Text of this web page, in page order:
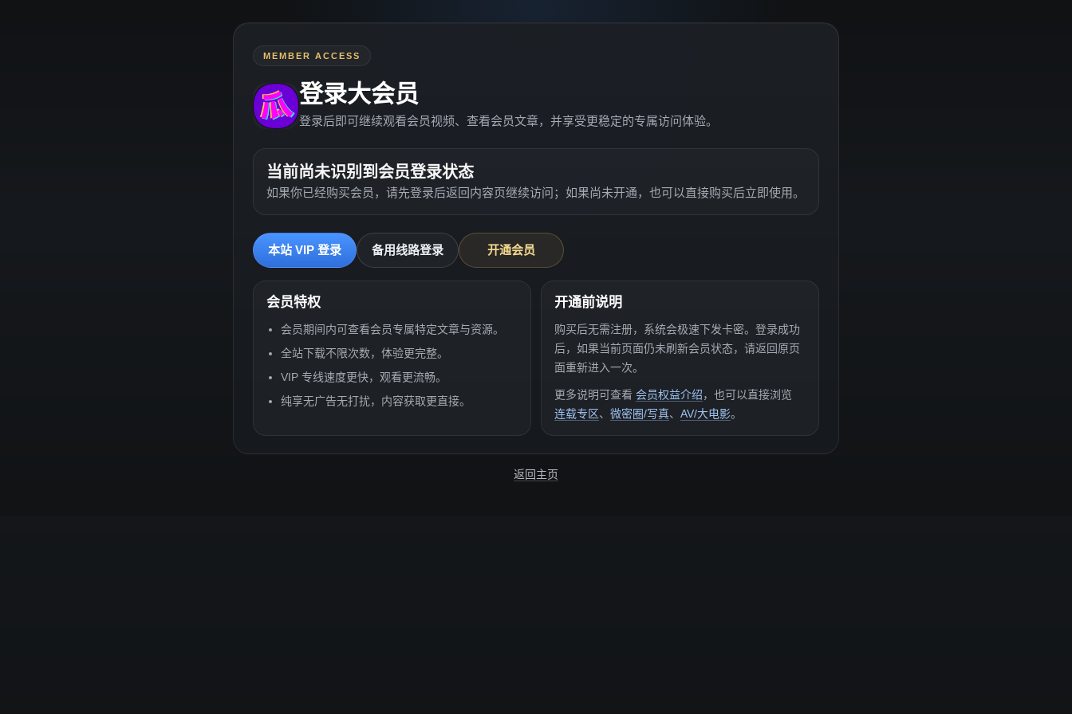
MEMBER ACCESS
登录大会员
登录后即可继续观看会员视频、查看会员文章，并享受更稳定的专属访问体验。
当前尚未识别到会员登录状态
如果你已经购买会员，请先登录后返回内容页继续访问；如果尚未开通，也可以直接购买后立即使用。
本站 VIP 登录 备用线路登录 开通会员
会员特权
会员期间内可查看会员专属特定文章与资源。
全站下载不限次数，体验更完整。
VIP 专线速度更快，观看更流畅。
纯享无广告无打扰，内容获取更直接。
开通前说明
购买后无需注册，系统会极速下发卡密。登录成功
后，如果当前页面仍未刷新会员状态，请返回原页
面重新进入一次。
更多说明可查看 会员权益介绍，也可以直接浏览
连载专区、 微密圈/写真、 AV/大电影。
返回主页